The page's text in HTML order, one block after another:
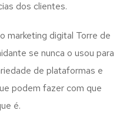
dos clientes.
marketing digital Torre de
se nunca o usou para
de plataformas e
podem fazer com que
é.